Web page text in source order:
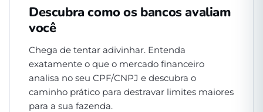
Descubra como os bancos avaliam
você
Chega de tentar adivinhar. Entenda
exatamente o que o mercado financeiro
analisa no seu CPF/CNPJ e descubra o
caminho prático para destravar limites maiores
para a sua fazenda.